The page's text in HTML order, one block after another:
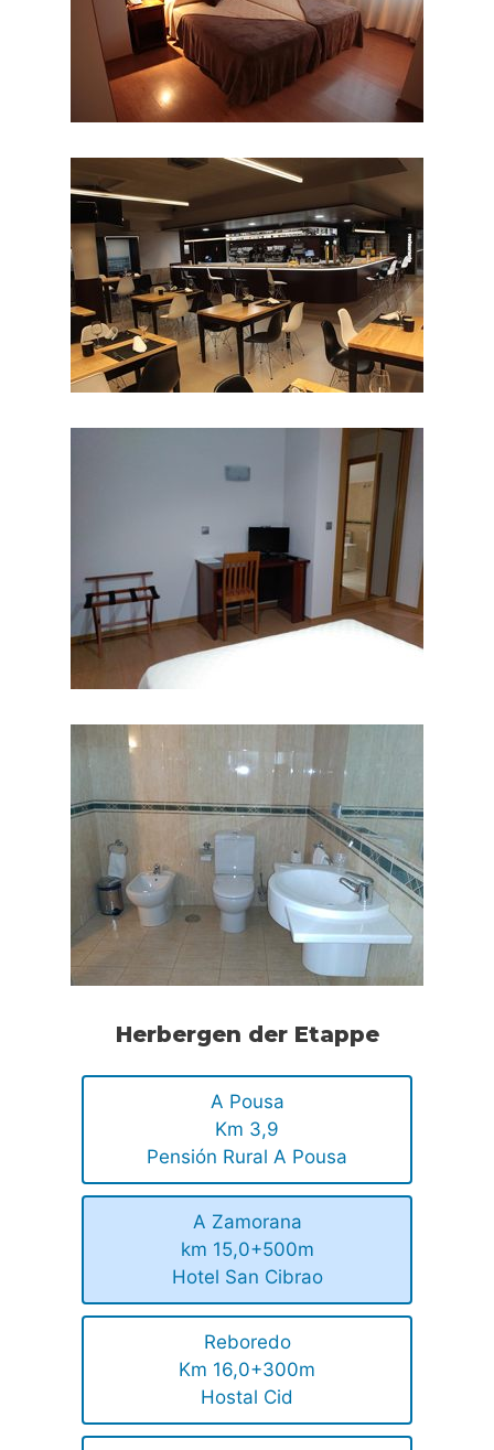
Herbergen der Etappe
A Pousa
Km 3,9
Pensión Rural A Pousa
A Zamorana
km 15,0+500m
Hotel San Cibrao
Reboredo
Km 16,0+300m
Hostal Cid